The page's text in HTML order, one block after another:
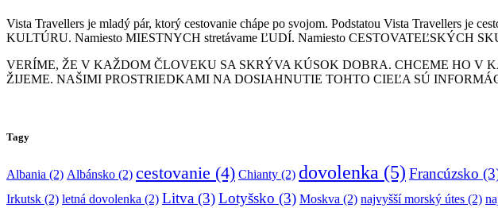
Vista Travellers je mladý pár, ktorý cestovanie chápe po svojom. Podstatou Vista Travellers
KULTÚRU. Namiesto MIESTNYCH stretávame ĽUDÍ. Namiesto CESTOVATEĽSKÝCH
VERÍME, ŽE V KAŽDOM ČLOVEKU SA SKRÝVA KÚSOK DOBRA. CHCEME HO V
ŽIJEME. NAŠIMI PROSTRIEDKAMI NA DOSIAHNUTIE TOHTO CIEĽA SÚ
Tagy
Albania (2) Albánsko (2) cestovanie (4) Chianty (2) dovolenka (5) Francúzsko
Irkutsk (2) letná dovolenka (2) Litva (3)Lotyšsko (3) Moskva (2) najvyšší morský útes (2)